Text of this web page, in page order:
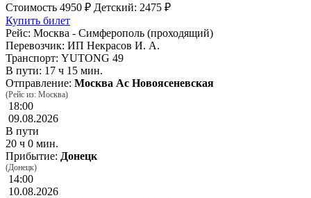
Стоимость 4950 ₽ Детский: 2475 ₽
Купить билет
Рейс: Москва - Симферополь (проходящий)
Перевозчик: ИП Некрасов И. А.
Транспорт: YUTONG 49
В пути: 17 ч 15 мин.
Отправление: Москва Ас Новоясеневская
(Рейс из: Москва)
18:00
09.08.2026
В пути
20 ч 0 мин.
Прибытие: Донецк
(Донецк)
14:00
10.08.2026